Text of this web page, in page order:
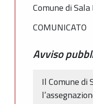
Comune di
COMUNICATO
Avviso
Il Comune di